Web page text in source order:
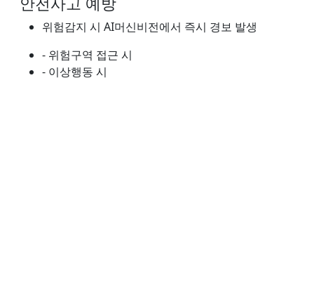
위험감지 시 AI머신비전에서 즉시 경보 발생
- 위험구역 접근 시
- 이상행동 시